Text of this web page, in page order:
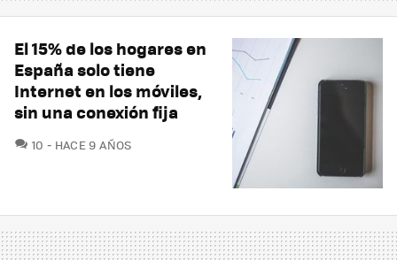
El 15% de los hogares en
España solo tiene
Internet en los móviles,
sin una conexión fija
10 COMENTARIOS
HACE 9 AÑOS